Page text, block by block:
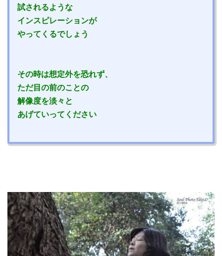
試されるような
インスピレーションが
やってくるでしょう
その時は想定外を恐れず、
ただ目の前のことの
解像度を淡々と
あげていってください